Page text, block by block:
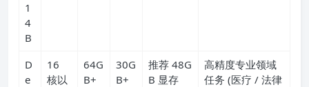
1
4
B
D
e
16
核以
64G
B+
30G
B+
推荐 48G
B 显存
高精度专业领域
任务 (医疗 / 法律